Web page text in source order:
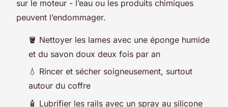
sur le moteur - l’eau ou les produits chimiques
peuvent l’endommager.
🪣 Nettoyer les lames avec une éponge humide
et du savon doux deux fois par an
💧 Rincer et sécher soigneusement, surtout
autour du coffre
🧴 Lubrifier les rails avec un spray au silicone